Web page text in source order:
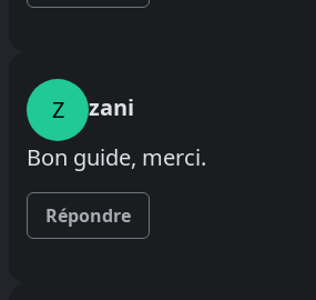
Z
zani
Bon guide, merci.
Répondre